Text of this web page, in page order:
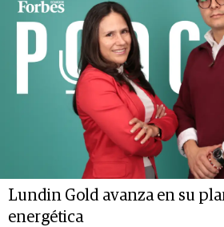
Lundin Gold avanza en su
energética